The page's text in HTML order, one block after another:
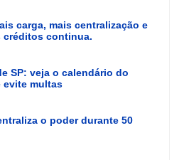
carga, mais centralização e
créditos continua.
SP: veja o calendário do
evite multas
o poder durante 50